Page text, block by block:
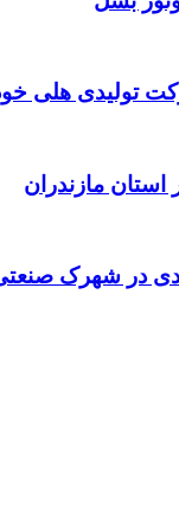
تولیدی هلی
مازندران
در شهرک